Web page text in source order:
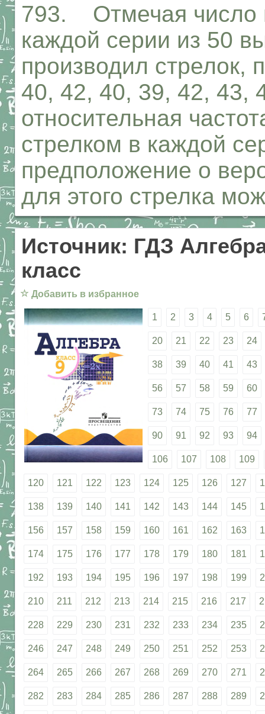
793. Отмечая число
каждой серии из 50
производил стрелок,
40, 42, 40, 39, 42, 43,
относительная
стрелком в каждой
предположение о
для этого стрелка
Источник: ГДЗ
класс
☆ Добавить в избранное
1 2 3 4 5 6
20 21 22 23 24
38 39 40 41 43
56 57 58 59 60
73 74 75 76 77
90 91 92 93 94
106 107 108 109
120 121 122 123 124 125 126 127
138 139 140 141 142 143 144 145
156 157 158 159 160 161 162 163
174 175 176 177 178 179 180 181
192 193 194 195 196 197 198 199
210 211 212 213 214 215 216 217
228 229 230 231 232 233 234 235
246 247 248 249 250 251 252 253
264 265 266 267 268 269 270 271
282 283 284 285 286 287 288 289